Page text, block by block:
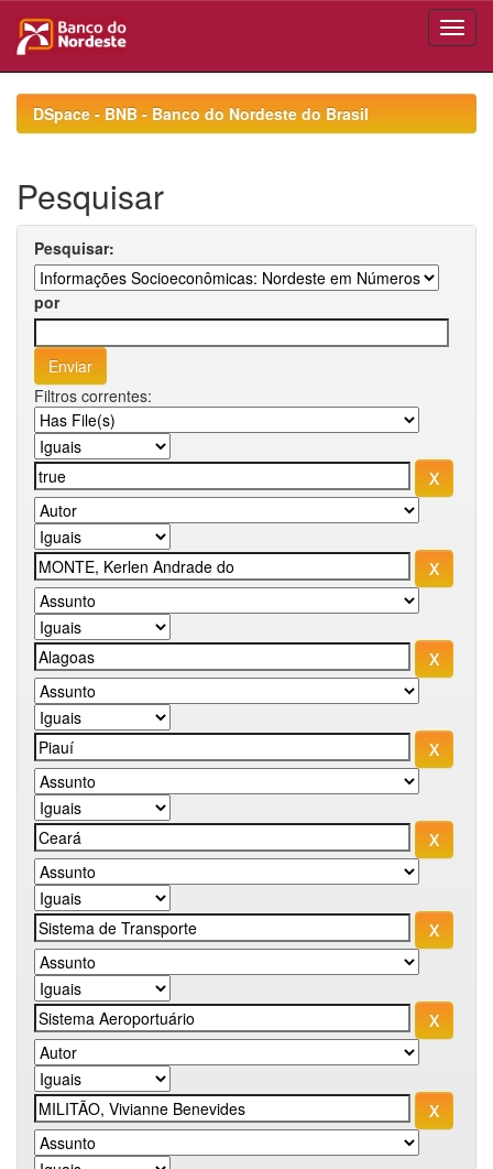
navigationDSpace - BNB - Banco do Nordeste do Brasil
Pesquisar
Pesquisar:
por
Filtros correntes: